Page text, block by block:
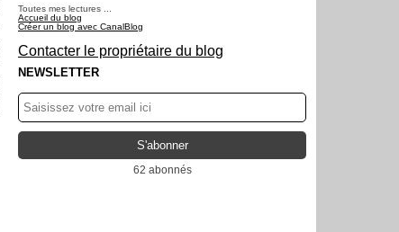
Toutes mes lectures ...
Accueil du blog
Créer un blog avec CanalBlog
Contacter le propriétaire du blog
NEWSLETTER
62 abonnés